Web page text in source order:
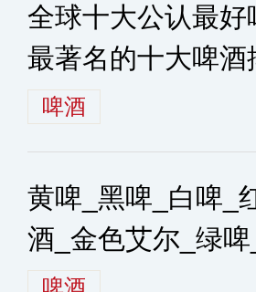
全球十大公认最
最著名的十大啤酒
啤酒
黄啤_黑啤_白啤_
酒_金色艾尔_绿
啤的区别